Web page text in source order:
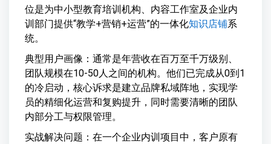
位是为中小型教育培训机构、内容工作室及企业内
训部门提供“教学+营销+运营”的一体化知识店铺系
统。
典型用户画像：通常是年营收在百万至千万级别、
团队规模在10-50人之间的机构。他们已完成从0到1
的冷启动，核心诉求是建立品牌私域阵地，实现学
员的精细化运营和复购提升，同时需要清晰的团队
内部分工与权限管理。
实战解决问题：在一个企业内训项目中，客户原有